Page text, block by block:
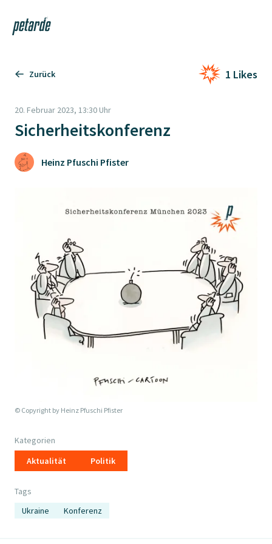
Zur Startseite
Zurück 1 Likes
20. Februar 2023, 13:30 Uhr
Sicherheitskonferenz
Heinz Pfuschi Pfister
© Copyright by Heinz Pfuschi Pfister
Kategorien
Aktualität
Politik
Tags
Ukraine
Konferenz